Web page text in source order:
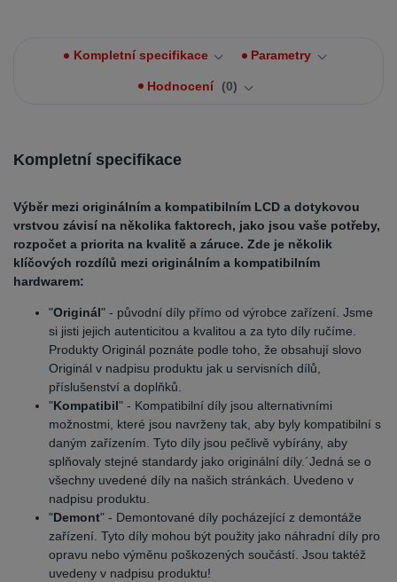
Kompletní specifikace Parametry
Hodnocení 0
Kompletní specifikace
Výběr mezi originálním a kompatibilním LCD a dotykovou
vrstvou závisí na několika faktorech, jako jsou vaše potřeby,
rozpočet a priorita na kvalitě a záruce. Zde je několik
klíčových rozdílů mezi originálním a kompatibilním
hardwarem:
"Originál" - původní díly přímo od výrobce zařízení. Jsme
si jisti jejich autenticitou a kvalitou a za tyto díly ručíme.
Produkty Originál poznáte podle toho, že obsahují slovo
Originál v nadpisu produktu jak u servisních dílů,
příslušenství a doplňků.
"Kompatibil" - Kompatibilní díly jsou alternativními
možnostmi, které jsou navrženy tak, aby byly kompatibilní s
daným zařízením. Tyto díly jsou pečlivě vybírány, aby
splňovaly stejné standardy jako originální díly.´Jedná se o
všechny uvedené díly na našich stránkách. Uvedeno v
nadpisu produktu.
"Demont" - Demontované díly pocházející z demontáže
zařízení. Tyto díly mohou být použity jako náhradní díly pro
opravu nebo výměnu poškozených součástí. Jsou taktéž
uvedeny v nadpisu produktu!